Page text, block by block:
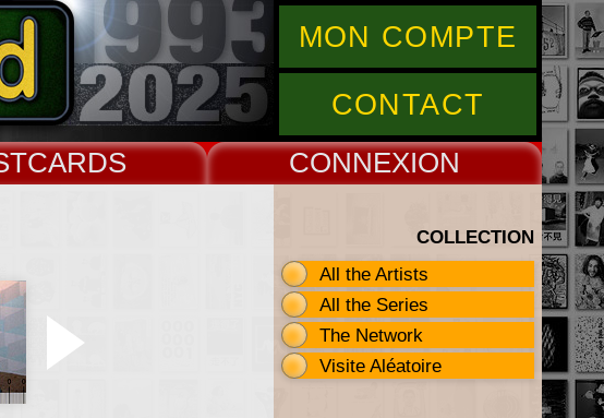
MON COMPTE
CONTACT
CARDS CONNEX
COLLECTION
All the Artists
All the Series
The Network
Visite Aléatoire